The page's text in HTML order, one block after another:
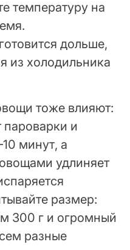
температуру на
дольше,
из холодильника
тоже влияют:
пароварки и
минут, а
удлиняет
размер:
300 г и огромный
разные